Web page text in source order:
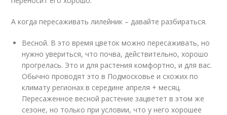
А когда пересаживать лилейник – давайте разбираться.
Весной. В это время цветок можно пересаживать, но
нужно увериться, что почва, действительно, хорошо
прогрелась. Это и для растения комфортно, и для вас.
Обычно проводят это в Подмосковье и схожих по
климату регионах в середине апреля + месяц.
Пересаженное весной растение зацветет в этом же
сезоне, но только при условии, что у него хорошее